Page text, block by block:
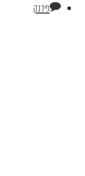
פידבק